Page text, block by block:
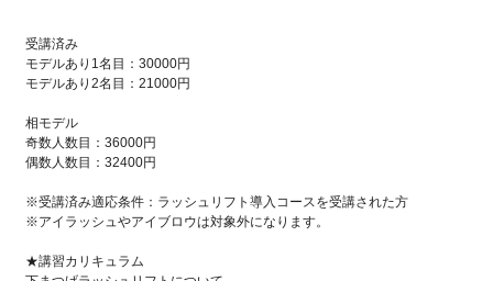
受講済み
モデルあり1名目：30000円
モデルあり2名目：21000円
相モデル
奇数人数目：36000円
偶数人数目：32400円
※受講済み適応条件：ラッシュリフト導入コースを受講された方
※アイラッシュやアイブロウは対象外になります。
★講習カリキュラム